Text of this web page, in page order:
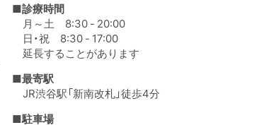
■診療時間
月～土 8:30 - 20:00
日・祝 8:30 - 17:00
延長することがあります
■最寄駅
JR渋谷駅「新南改札」徒歩4分
■駐車場